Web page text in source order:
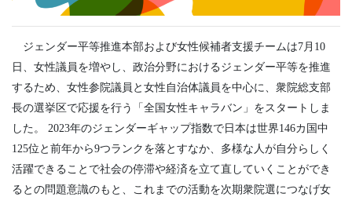
ジェンダー平等推進本部および女性候補者支援チームは7月10
日、女性議員を増やし、政治分野におけるジェンダー平等を推進
するため、女性参院議員と女性自治体議員を中心に、衆院総支部
長の選挙区で応援を行う「全国女性キャラバン」をスタートしま
した。 2023年のジェンダーギャップ指数で日本は世界146カ国中
125位と前年から9つランクを落とすなか、多様な人が自分らしく
活躍できることで社会の停滞や経済を立て直していくことができ
るとの問題意識のもと、これまでの活動を次期衆院選につなげ女